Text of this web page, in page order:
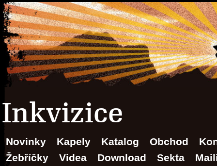
Inkvizice
Novinky Kapely Katalog Obchod
Žebříčky
Videa Download Sekta